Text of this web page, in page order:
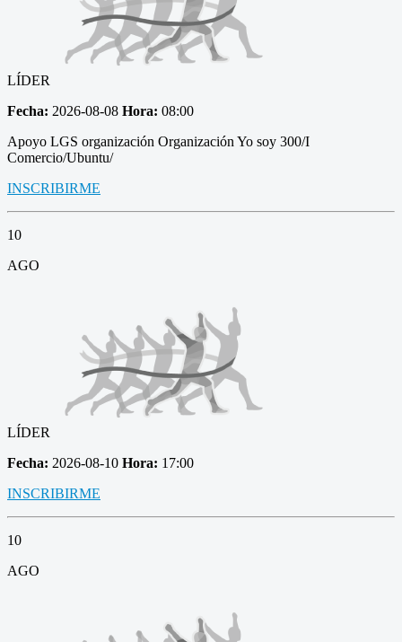
LÍDER
Fecha: 2026-08-08 Hora: 08:00
Apoyo LGS organización Organización Yo soy 300/I
Comercio/Ubuntu/
INSCRIBIRME
10
AGO
LÍDER
Fecha: 2026-08-10 Hora: 17:00
INSCRIBIRME
10
AGO